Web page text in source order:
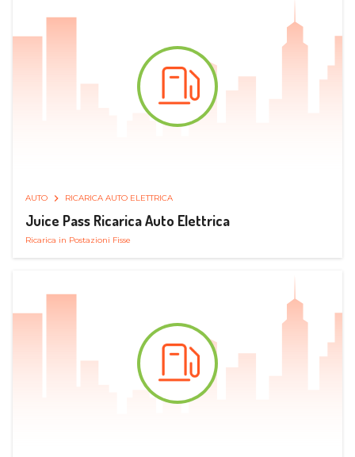
AUTO RICARICA AUTO ELETTRICA
Juice Pass Ricarica Auto Elettrica
Ricarica in Postazioni Fisse